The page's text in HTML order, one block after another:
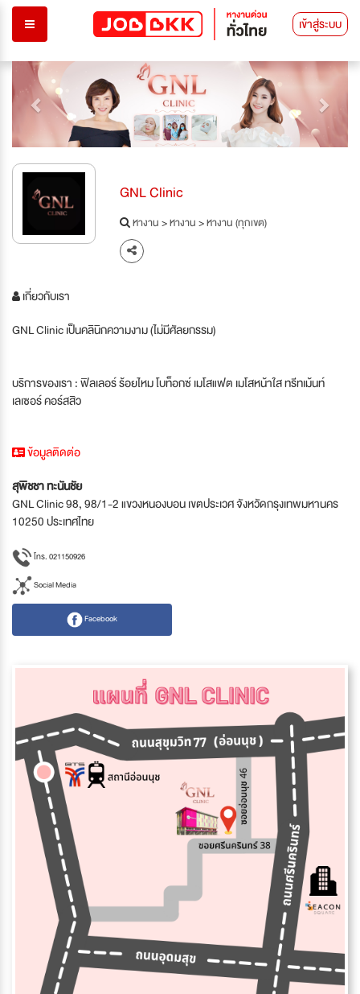
เข้าสู่ระบบ
Previous Next
GNL Clinic
หางาน>หางาน>หางาน (ทุกเขต)
เกี่ยวกับเรา
GNL Clinic เป็นคลินิกความงาม (ไม่มีศัลยกรรม)
บริการของเรา : ฟิลเลอร์ ร้อยไหม โบท็อกซ์ เมโสแฟต เมโสหน้าใส ทรีทเม้นท์
เลเซอร์ คอร์สสิว
ข้อมูลติดต่อ
สุพิชชา ทะนันชัย
GNL Clinic 98, 98/1-2 แขวงหนองบอน เขตประเวศ จังหวัดกรุงเทพมหานคร
10250 ประเทศไทย
โทร. 021150926
Social Media
Facebook